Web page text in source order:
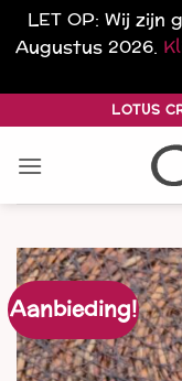
LET OP: Wij zijn
Augustus 2026.
naar
inhoud
LOTUS
Aanbieding!